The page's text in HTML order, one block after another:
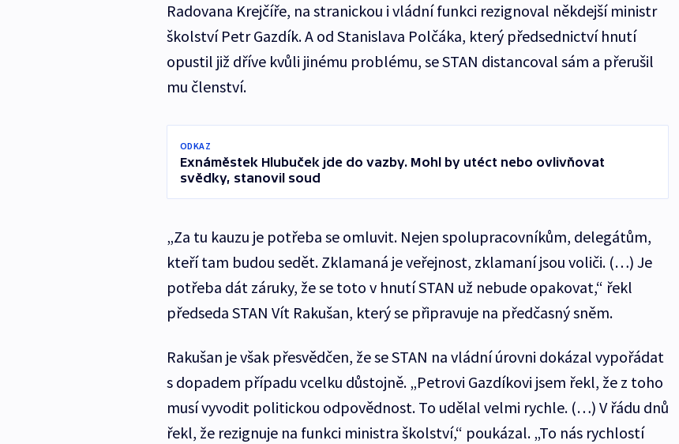
Radovana Krejčíře, na stranickou i vládní funkci rezignoval někdejší ministr
školství Petr Gazdík. A od Stanislava Polčáka, který předsednictví hnutí
opustil již dříve kvůli jinému problému, se STAN distancoval sám a přerušil
mu členství.
ODKAZ
Exnáměstek Hlubuček jde do vazby. Mohl by utéct nebo ovlivňovat
svědky, stanovil soud
„Za tu kauzu je potřeba se omluvit. Nejen spolupracovníkům, delegátům,
kteří tam budou sedět. Zklamaná je veřejnost, zklamaní jsou voliči. (…) Je
potřeba dát záruky, že se toto v hnutí STAN už nebude opakovat,“ řekl
předseda STAN Vít Rakušan, který se připravuje na předčasný sněm.
Rakušan je však přesvědčen, že se STAN na vládní úrovni dokázal vypořádat
s dopadem případu vcelku důstojně. „Petrovi Gazdíkovi jsem řekl, že z toho
musí vyvodit politickou odpovědnost. To udělal velmi rychle. (…) V řádu dnů
řekl, že rezignuje na funkci ministra školství,“ poukázal. „To nás rychlostí